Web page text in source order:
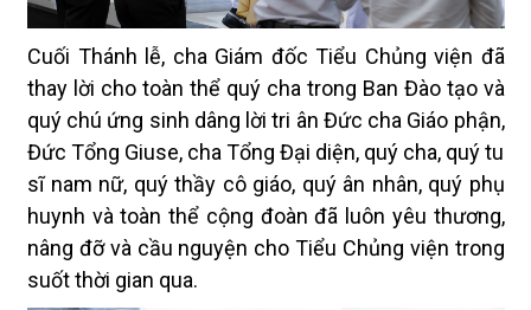
Cuối Thánh lễ, cha Giám đốc Tiểu Chủng viện đã
thay lời cho toàn thể quý cha trong Ban Đào tạo và
quý chú ứng sinh dâng lời tri ân Đức cha Giáo phận,
Đức Tổng Giuse, cha Tổng Đại diện, quý cha, quý tu
sĩ nam nữ, quý thầy cô giáo, quý ân nhân, quý phụ
huynh và toàn thể cộng đoàn đã luôn yêu thương,
nâng đỡ và cầu nguyện cho Tiểu Chủng viện trong
suốt thời gian qua.